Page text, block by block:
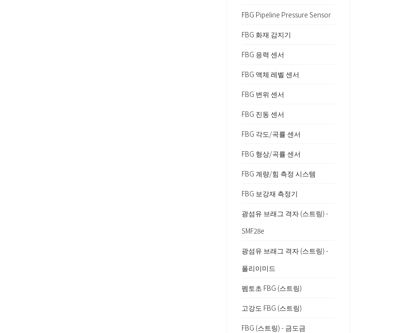
FBG Pipeline Pressure Sensor
FBG 화재 감지기
FBG 응력 센서
FBG 액체 레벨 센서
FBG 변위 센서
FBG 진동 센서
FBG 각도/곡률 센서
FBG 형상/곡률 센서
FBG 계량/힘 측정 시스템
FBG 보강재 측정기
광섬유 브래그 격자 (스트링) -
SMF28e
광섬유 브래그 격자 (스트링) -
폴리이미드
펨토초 FBG (스트링)
고강도 FBG (스트링)
FBG (스트링) - 금도금